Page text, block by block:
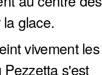
glace.
vivement les
s'est